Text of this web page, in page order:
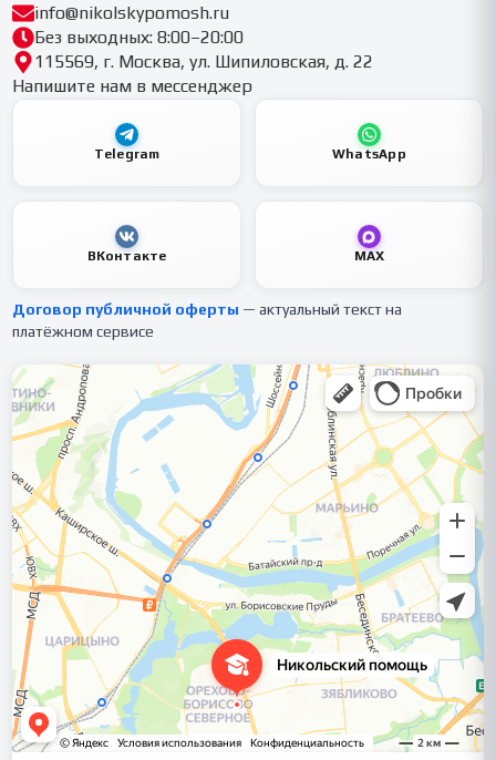
info@nikolskypomosh.ru
Без выходных: 8:00–20:00
115569, г. Москва, ул. Шипиловская, д. 22
Напишите нам в мессенджер
Telegram WhatsApp
ВКонтакте MAX
Договор публичной оферты — актуальный текст на
платёжном сервисе